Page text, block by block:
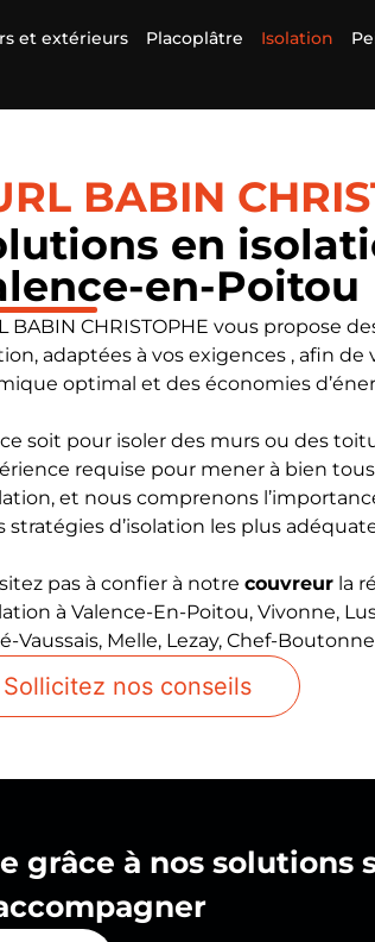
et extérieurs Placoplâtre Isolation
BABIN
en
en-Poitou
BABIN CHRISTOPHE vous propose
adaptées à vos exigences , afin
optimal et des économies
soit pour isoler des murs ou des
requise pour mener à bien
et nous comprenons
stratégies d’isolation les plus
pas à confier à notre couvreur la
à Valence-En-Poitou, Vivonne,
Vaussais, Melle, Lezay, Chef-Boutonne
Sollicitez nos conseils
à nos solutions